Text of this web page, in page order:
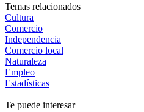
Temas relacionados
Cultura
Comercio
Independencia
Comercio local
Naturaleza
Empleo
Estadísticas
Te puede interesar